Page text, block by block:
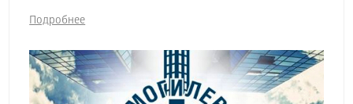
Подробнее